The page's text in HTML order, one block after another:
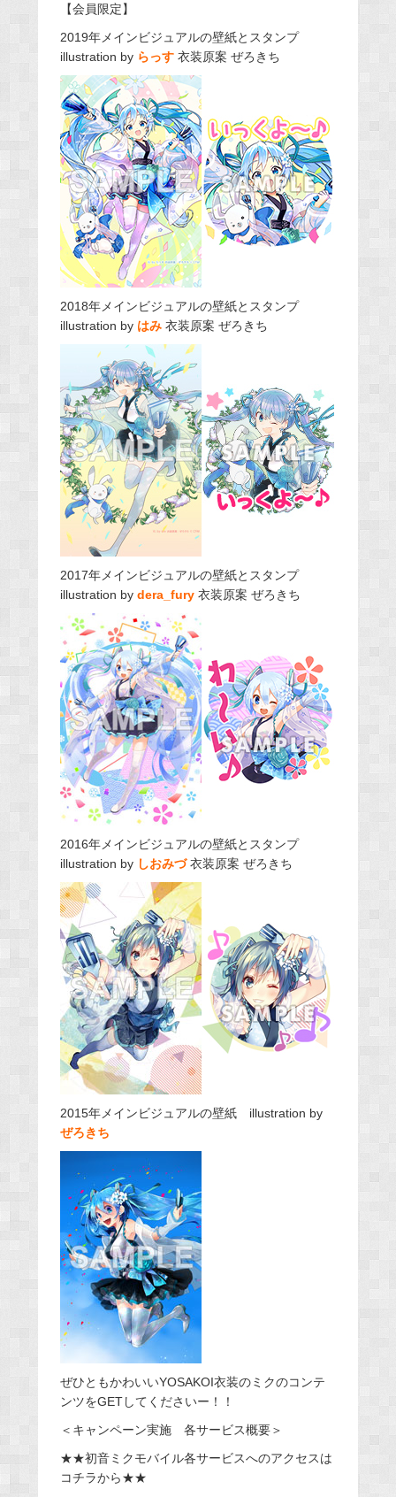
【会員限定】
2019年メインビジュアルの壁紙とスタンプ
illustration by らっす衣装原案 ぜろきち
2018年メインビジュアルの壁紙とスタンプ
illustration by はみ衣装原案 ぜろきち
2017年メインビジュアルの壁紙とスタンプ
illustration by dera_fury衣装原案 ぜろきち
2016年メインビジュアルの壁紙とスタンプ
illustration by しおみづ衣装原案 ぜろきち
2015年メインビジュアルの壁紙 illustration by
ぜろきち
ぜひともかわいいYOSAKOI衣装のミクのコンテ
ンツをGETしてくださいー！！
＜キャンペーン実施 各サービス概要＞
★★初音ミクモバイル各サービスへのアクセスは
コチラから★★